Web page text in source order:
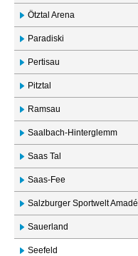
Ötztal Arena
Paradiski
Pertisau
Pitztal
Ramsau
Saalbach-Hinterglemm
Saas Tal
Saas-Fee
Salzburger Sportwelt Amadé
Sauerland
Seefeld